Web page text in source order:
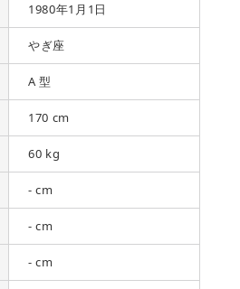
1980年1月1日
やぎ座
A 型
170 cm
60 kg
- cm
- cm
- cm